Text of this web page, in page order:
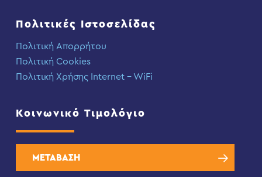
Πολιτικές Ιστοσελίδας
Πολιτική Απορρήτου
Πολιτική Cookies
Πολιτική Χρήσης Internet – WiFi
Κοινωνικό Τιμολόγιο
ΜΕΤΑΒΑΣΗ